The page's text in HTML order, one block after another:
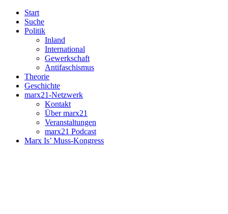
Start
Suche
Politik
Inland
International
Gewerkschaft
Antifaschismus
Theorie
Geschichte
marx21-Netzwerk
Kontakt
Über marx21
Veranstaltungen
marx21 Podcast
Marx Is’ Muss-Kongress